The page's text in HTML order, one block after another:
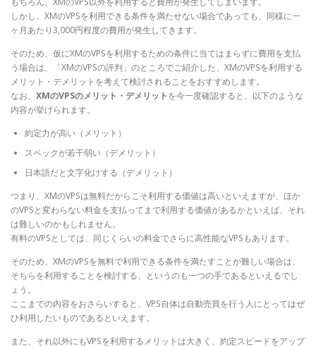
しかし、XMのVPSを利用できる条件を満たせない場合であっても、同様に一
ヶ月あたり3,000円程度の費用が発生してきます。
そのため、仮にXMのVPSを利用するための条件に当てはまらずに費用を支払
う場合は、「XMのVPSの評判」のところでご紹介した、XMのVPSを利用する
メリット・デメリットを考えて検討されることをおすすめします。
なお、 XMのVPSのメリット・デメリットを今一度確認すると、以下のような
内容が挙げられます。
約定力が高い（メリット）
スペックが若干弱い（デメリット）
日本語だと文字化けする（デメリット）
つまり、XMのVPSは無料だからこそ利用する価値は高いといえますが、ほか
のVPSと変わらない料金を支払ってまで利用する価値があるかといえば、それ
は難しいのかもしれません。
有料のVPSとしては、同じくらいの料金でさらに高性能なVPSもあります。
そのため、XMのVPSを無料で利用できる条件を満たすことが難しい場合は、
そちらを利用することを検討する、というのも一つの手であるといえるでし
ょう。
ここまでの内容をおさらいすると、VPS自体は自動売買を行う人にとってはぜ
ひ利用したいものであるといえます。
また、それ以外にもVPSを利用するメリットは大きく、約定スピードをアップ